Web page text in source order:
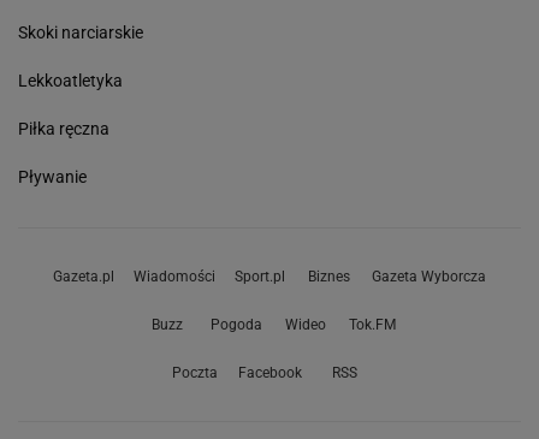
Skoki narciarskie
Lekkoatletyka
Piłka ręczna
Pływanie
Gazeta.pl Wiadomości Sport.pl Biznes Gazeta Wyborcza
Buzz Pogoda Wideo Tok.FM
Poczta Facebook RSS